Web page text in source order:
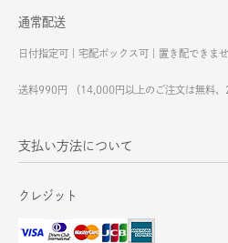
通常配送
日付指定可｜宅配ボックス可｜置き配できま
送料990円 （14,000円以上のご注文は無料
支払い方法について
クレジット